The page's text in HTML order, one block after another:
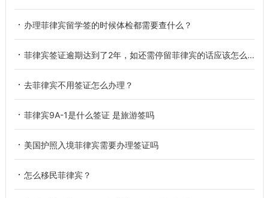
办理菲律宾留学签的时候体检都需要查什么？
菲律宾签证逾期达到了2年，如还需停留菲律宾的话应该怎么做？
去菲律宾不用签证怎么办理？
菲律宾9A-1是什么签证 是旅游签吗
美国护照入境菲律宾需要办理签证吗
怎么移民菲律宾？